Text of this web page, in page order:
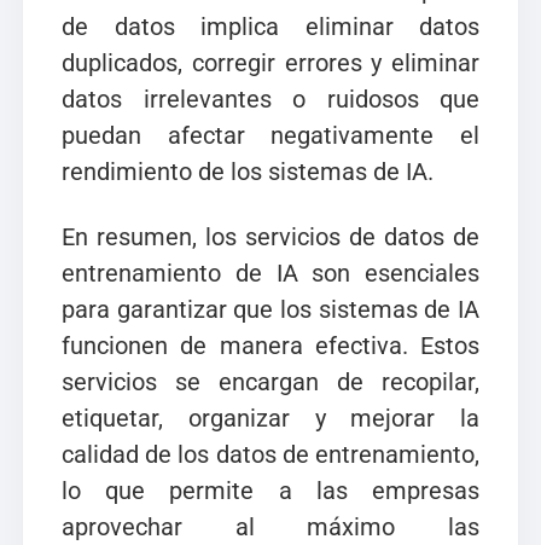
de datos implica eliminar datos
duplicados, corregir errores y eliminar
datos irrelevantes o ruidosos que
puedan afectar negativamente el
rendimiento de los sistemas de IA.
En resumen, los servicios de datos de
entrenamiento de IA son esenciales
para garantizar que los sistemas de IA
funcionen de manera efectiva. Estos
servicios se encargan de recopilar,
etiquetar, organizar y mejorar la
calidad de los datos de entrenamiento,
lo que permite a las empresas
aprovechar al máximo las